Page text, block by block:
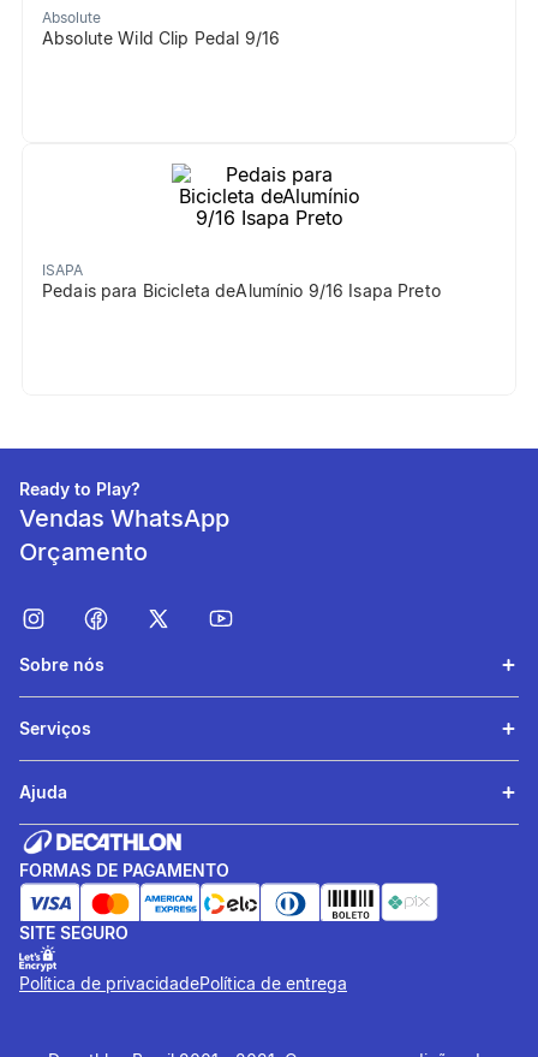
Absolute
Absolute Wild Clip Pedal 9/16
ISAPA
Pedais para Bicicleta deAlumínio 9/16 Isapa Preto
Ready to Play?
Vendas WhatsApp
Orçamento
Sobre nós
Serviços
Ajuda
FORMAS DE PAGAMENTO
SITE SEGURO
Política de privacidadePolítica de entrega